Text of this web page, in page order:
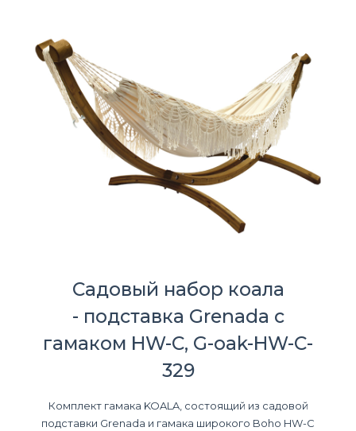
Садовый набор коала
- подставка Grenada с
гамаком HW-C, G-oak-HW-C-
329
Комплект гамака KOALA, состоящий из садовой
подставки Grenada и гамака широкого Boho HW-C